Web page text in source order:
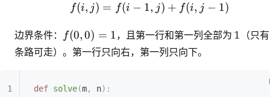
f(i, j) = f(i-1, j) + f(i, j-
f(i, j) = f(i − 1, j) + f(i, j − 1)
边界条件：
f(0,0)
= 1
f(0,0) = 1 ，且第一行和第一列全部为 1（只
条路可走）。第一行只向右，第一列只向下。
def solve(m, n):